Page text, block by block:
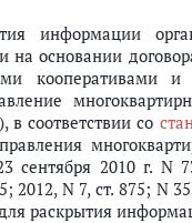
информации
основании
кооперативами
соответствии со
сентября 2010 г. N
2012, N 7, ст. 875; N
раскрытия